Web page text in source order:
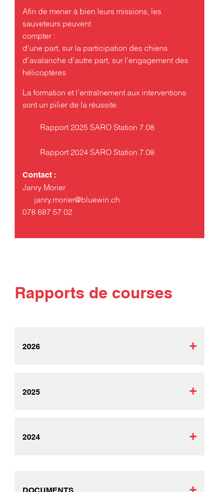
Afin de mener à bien leurs missions, les
sauveteurs peuvent
compter :
d’une part, sur la participation des chiens
d’avalanche d’autre part, sur l’engagement des
hélicoptères
La formation et l’entraînement aux interventions
sont un pilier de la réussite.
Rapport 2025 SARO Station 7.08
Rapport 2024 SARO Station 7.08
Contact :
Janry Morier
janry.morier@bluewin.ch
078 687 57 02
Rapports de courses
2026
2025
2024